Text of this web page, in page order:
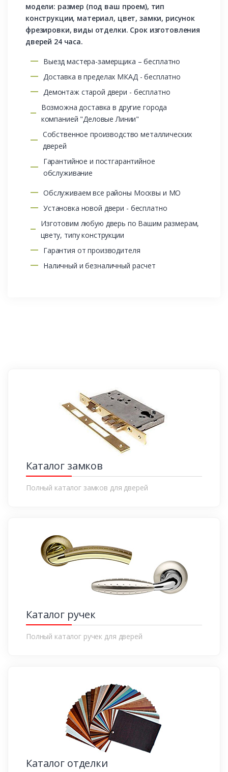
модели: размер (под ваш проем), тип
конструкции, материал, цвет, замки, рисунок
фрезировки, виды отделки. Срок изготовления
дверей 24 часа.
Выезд мастера-замерщика – бесплатно
Доставка в пределах МКАД - бесплатно
Демонтаж старой двери - бесплатно
Возможна доставка в другие города
компанией "Деловые Линии"
Собственное производство металлических
дверей
Гарантийное и постгарантийное
обслуживание
Обслуживаем все районы Москвы и МО
Установка новой двери - бесплатно
Изготовим любую дверь по Вашим размерам,
цвету, типу конструкции
Гарантия от производителя
Наличный и безналичный расчет
Каталог замков
Полный каталог замков для дверей
Каталог ручек
Полный каталог ручек для дверей
Каталог отделки